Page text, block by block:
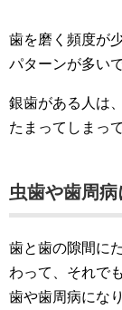
歯を磨く頻度が
パターンが多い
銀歯がある人は
たまってしまっ
虫歯や歯周
歯と歯の隙間に
わって、それで
歯や歯周病にな